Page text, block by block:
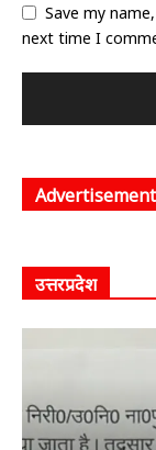
Save my
next time I
Advertisement
उत्तरप्रदेश